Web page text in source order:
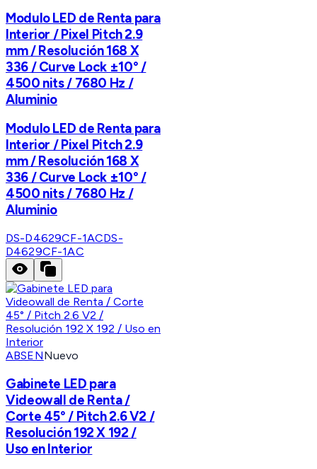
Modulo LED de Renta para
Interior / Pixel Pitch 2.9
mm / Resolución 168 X
336 / Curve Lock ±10° /
4500 nits / 7680 Hz /
Aluminio
Modulo LED de Renta para
Interior / Pixel Pitch 2.9
mm / Resolución 168 X
336 / Curve Lock ±10° /
4500 nits / 7680 Hz /
Aluminio
DS-D4629CF-1ACDS-
D4629CF-1AC
ABSENNuevo
Gabinete LED para
Videowall de Renta /
Corte 45° / Pitch 2.6 V2 /
Resolución 192 X 192 /
Uso en Interior